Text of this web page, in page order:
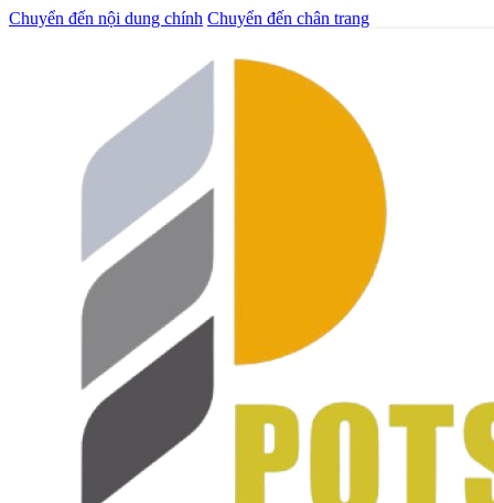
Chuyển đến nội dung chính Chuyển đến chân trang